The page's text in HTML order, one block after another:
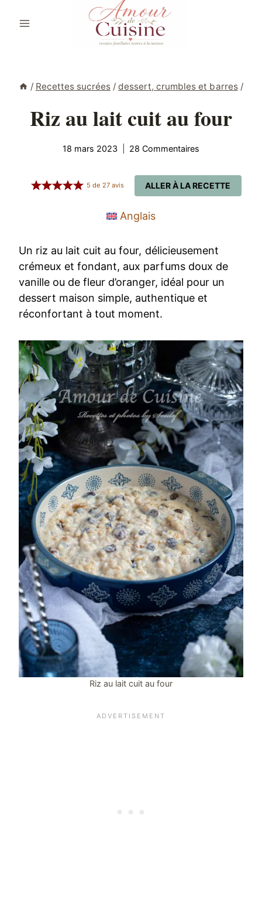
/ Recettes sucrées / dessert, crumbles et barres /
Riz au lait cuit au four
18 mars 2023 28 Commentaires
ALLER À LA RECETTE
5 de27 avis
Anglais
Un riz au lait cuit au four, délicieusement
crémeux et fondant, aux parfums doux de
vanille ou de fleur d’oranger, idéal pour un
dessert maison simple, authentique et
réconfortant à tout moment.
Riz au lait cuit au four